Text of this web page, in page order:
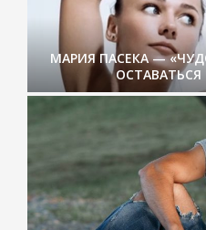
МАРИЯ ПАСЕКА —